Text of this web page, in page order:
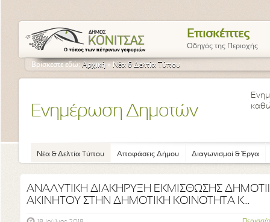
Επισκέπτες
Οδηγός της Περιοχής
Βρίσκεστε εδώ:Αρχική » Νέα & Δελτία Τύπου
Ενημέρωση Δημοτών
Νέα & Δελτία Τύπου Αποφάσεις Δήμου Διαγωνισμοί & Έργα
ΑΝΑΛΥΤΙΚΗ ΔΙΑΚΗΡΥΞΗ ΕΚΜΙΣΘΩΣΗΣ
ΑΚΙΝΗΤΟΥ ΣΤΗΝ ΔΗΜΟΤΙΚΗ ΚΟΙΝΟΤΗΤΑ Κ...